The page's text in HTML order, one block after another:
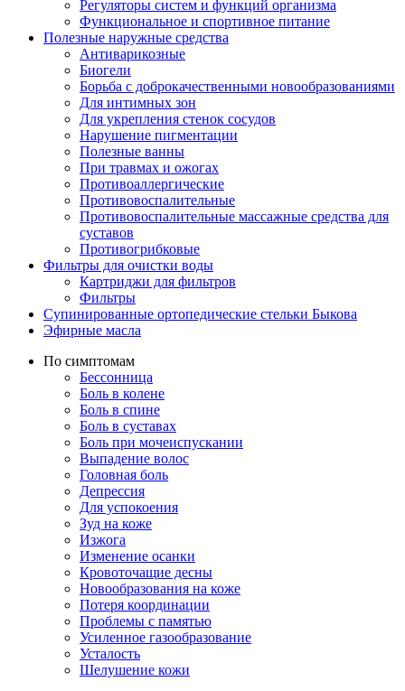
Регуляторы систем и функций организма
Функциональное и спортивное питание
Полезные наружные средства
Антиварикозные
Биогели
Борьба с доброкачественными новообразованиями
Для интимных зон
Для укрепления стенок сосудов
Нарушение пигментации
Полезные ванны
При травмах и ожогах
Противоаллергические
Противовоспалительные
Противовоспалительные массажные средства для
суставов
Противогрибковые
Фильтры для очистки воды
Картриджи для фильтров
Фильтры
Супинированные ортопедические стельки Быкова
Эфирные масла
По симптомам
Бессонница
Боль в колене
Боль в спине
Боль в суставах
Боль при мочеиспускании
Выпадение волос
Головная боль
Депрессия
Для успокоения
Зуд на коже
Изжога
Изменение осанки
Кровоточащие десны
Новообразования на коже
Потеря координации
Проблемы с памятью
Усиленное газообразование
Усталость
Шелушение кожи